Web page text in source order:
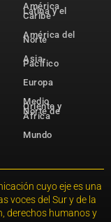
América
Latina y el
Caribe
América del
Norte
Asia-
Pacífico
Europa
Medio
Oriente y
Norte de
África
Mundo
cuyo eje es una
voces del Sur y de la
derechos humanos y